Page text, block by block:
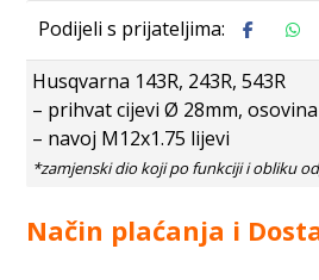
Husqvarna 143R, 243R, 543R
– prihvat cijevi Ø 28mm,
– navoj M12x1.75 lijevi
Način plaćanja i